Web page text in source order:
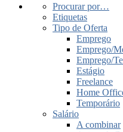
Procurar por…
Etiquetas
Tipo de Oferta
Emprego
Emprego/
Emprego/
Estágio
Freelance
Home
Temporário
Salário
A combinar